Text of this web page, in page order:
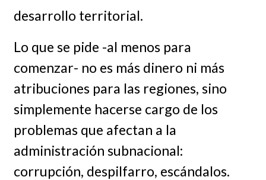
desarrollo territorial.
Lo que se pide -al menos para
comenzar- no es más dinero ni más
atribuciones para las regiones, sino
simplemente hacerse cargo de los
problemas que afectan a la
administración subnacional:
corrupción, despilfarro, escándalos.